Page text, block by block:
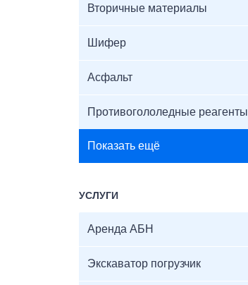
Вторичные материалы
Шифер
Асфальт
Противогололедные реагенты
Показать ещё
УСЛУГИ
Аренда АБН
Экскаватор погрузчик